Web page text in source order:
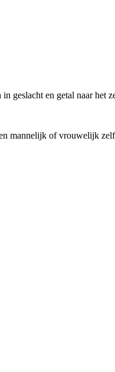
geslacht en getal naar het
mannelijk of vrouwelijk